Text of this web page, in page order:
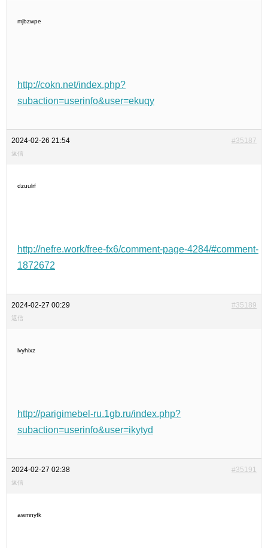
mjbzwpe
http://cokn.net/index.php?
subaction=userinfo&user=ekuqy
2024-02-26 21:54 #35187
返信
dzuulrf
http://nefre.work/free-fx6/comment-page-4284/#comment-
1872672
2024-02-27 00:29 #35189
返信
lvyhixz
http://parigimebel-ru.1gb.ru/index.php?
subaction=userinfo&user=ikytyd
2024-02-27 02:38 #35191
返信
awmnyfk